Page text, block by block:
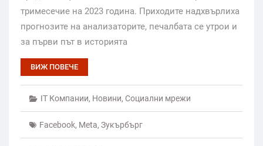
тримесечие на 2023 година. Приходите надхвърлиха
прогнозите на анализаторите, печалбата се утрои и
за първи път в историята
ВИЖ ПОВЕЧЕ
IT Компании, Новини, Социални мрежи
Facebook, Meta, Зукърбърг